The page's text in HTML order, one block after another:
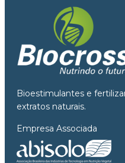
Bioestimulantes e
extratos naturais.
Empresa Associada